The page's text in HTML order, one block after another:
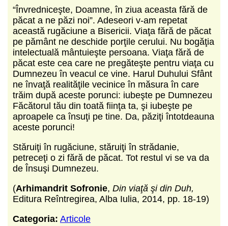
“Învredniceşte, Doamne, în ziua aceasta fără de
păcat a ne păzi noi”. Adeseori v-am repetat
această rugăciune a Bisericii. Viaţa fără de păcat
pe pământ ne deschide porţile cerului. Nu bogăţia
intelectuală mântuieşte persoana. Viaţa fără de
păcat este cea care ne pregăteşte pentru viaţa cu
Dumnezeu în veacul ce vine. Harul Duhului Sfânt
ne învaţă realităţile vecinice în măsura în care
trăim după aceste porunci: iubeşte pe Dumnezeu
Făcătorul tău din toată fiinţa ta, şi iubeşte pe
aproapele ca însuţi pe tine. Da, păziţi întotdeauna
aceste porunci!
Stăruiţi în rugăciune, stăruiţi în strădanie,
petreceţi o zi fără de păcat. Tot restul vi se va da
de Însuşi Dumnezeu.
(Arhimandrit Sofronie, Din viaţă şi din Duh,
Editura Reîntregirea, Alba Iulia, 2014, pp. 18-19)
Categoria: Articole